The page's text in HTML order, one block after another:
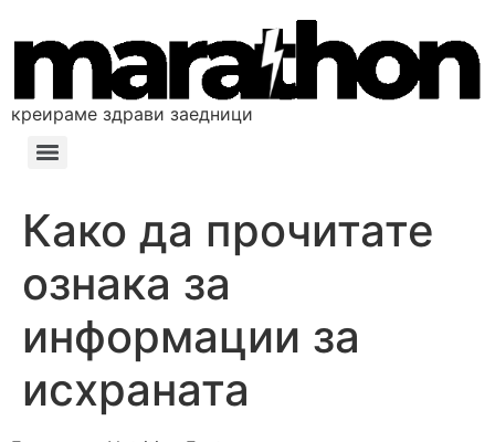
креираме здрави заедници
​Како да прочитате
ознака за
информации за
исхраната